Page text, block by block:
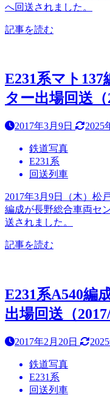
へ回送されました。
記事を読む
E231系マト
ター出場回送（
2017年3月9日 2025
鉄道写真
E231系
回送列車
2017年3月9日（木）松
編成が長野総合車両セ
送されました。
記事を読む
E231系A540編
出場回送（2017/
2017年2月20日
鉄道写真
E231系
回送列車